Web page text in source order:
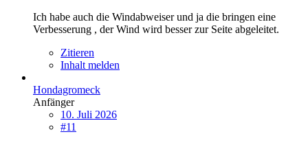
Ich habe auch die Windabweiser und ja die bringen eine
Verbesserung , der Wind wird besser zur Seite abgeleitet.
Zitieren
Inhalt melden
Hondagromeck
Anfänger
10. Juli 2026
#11